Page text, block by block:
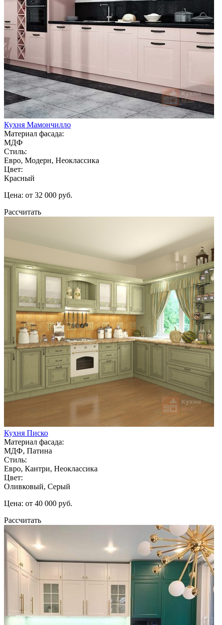
Кухня Мамончилло
Материал фасада:
МДФ
Стиль:
Евро, Модерн, Неоклассика
Цвет:
Красный
Цена: от 32 000 руб.
Рассчитать
Кухня Писко
Материал фасада:
МДФ, Патина
Стиль:
Евро, Кантри, Неоклассика
Цвет:
Оливковый, Серый
Цена: от 40 000 руб.
Рассчитать